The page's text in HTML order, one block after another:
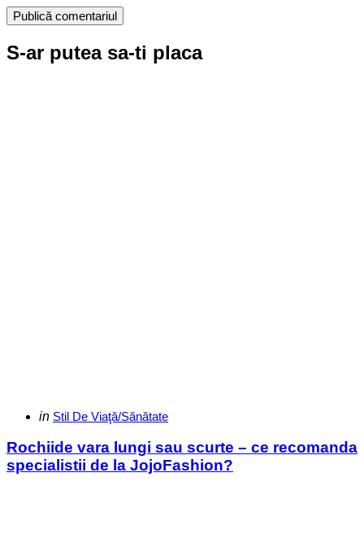
S-ar putea sa-ti placa
Categories
Posted
in Stil De Viaţă/Sănătate
Rochiide vara lungi sau scurte – ce recomanda
specialistii de la JojoFashion?